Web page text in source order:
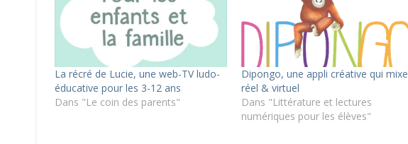
La récré de Lucie, une web-TV ludo-
éducative pour les 3-12 ans
Dans "Le coin des parents"
Dipongo, une appli créative qui mixe
réel & virtuel
Dans "Littérature et lectures
numériques pour les élèves"